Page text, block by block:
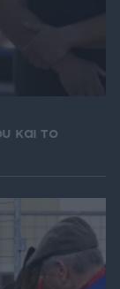
και το